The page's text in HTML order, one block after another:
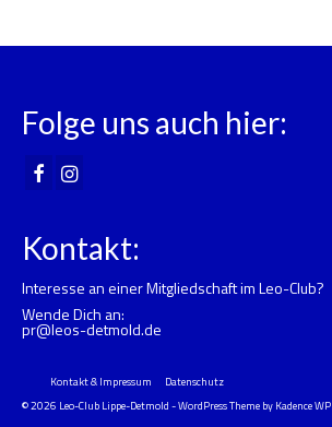
Folge uns auch hier:
Kontakt:
Interesse an einer Mitgliedschaft im Leo-Club?
Wende Dich an:
pr@leos-detmold.de
Kontakt & Impressum
Datenschutz
© 2026 Leo-Club Lippe-Detmold - WordPress Theme by Kadence WP